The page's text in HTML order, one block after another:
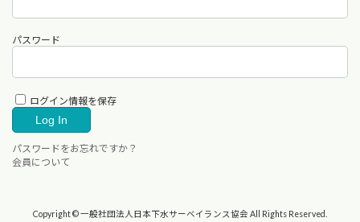
パスワード
ログイン情報を保存
パスワードをお忘れですか？
会員について
Copyright © 一般社団法人日本下水サーベイランス協会 All Rights Reserved.